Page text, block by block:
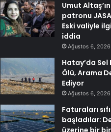
Umut
patronu
Eski valiyle
iddia
Ağustos 6, 2026
Hatay’da
Ölü, Arama
Ediyor
Ağustos 6, 2026
Faturaları
başladılar:
üzerine bir